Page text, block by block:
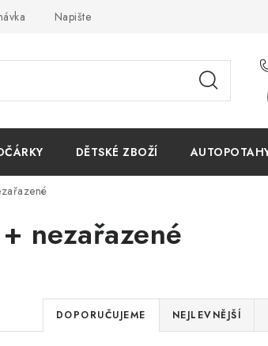
Napište nám
DĚTSKÉ ZBOŽÍ
nezařazené
ŘDOPORUČUJEME NEJLEVNĚJŠÍ